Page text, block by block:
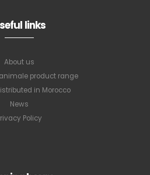
links
About us
product range
in Morocco
News
Policy